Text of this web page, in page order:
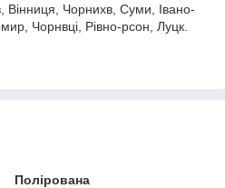
Вінниця, Чорнихв, Суми, Івано-
Чорнвці, Рівно-рсон, Луцк.
Полірована